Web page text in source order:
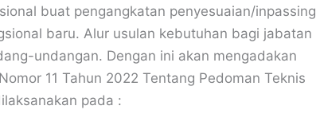
buat pengangkatan penyesuaian/inpassing
baru. Alur usulan kebutuhan bagi jabatan
undangan. Dengan ini akan mengadakan
11 Tahun 2022 Tentang Pedoman Teknis
pada :